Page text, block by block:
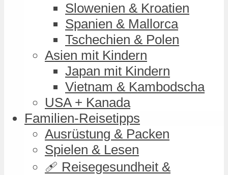
Slowenien & Kroatien
Spanien & Mallorca
Tschechien & Polen
Asien mit Kindern
Japan mit Kindern
Vietnam & Kambodscha
USA + Kanada
Familien-Reisetipps
Ausrüstung & Packen
Spielen & Lesen
🩹 Reisegesundheit &